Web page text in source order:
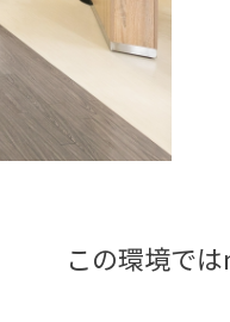
この環境で